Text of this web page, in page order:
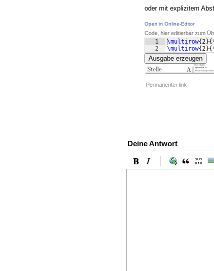
oder mit explizitem
Open in Online-Editor
Code, hier editierbar zum
1
2
\multirow{2}{
\multirow{2}{
Ausgabe erzeugen
Permanenter link
Deine Antwort